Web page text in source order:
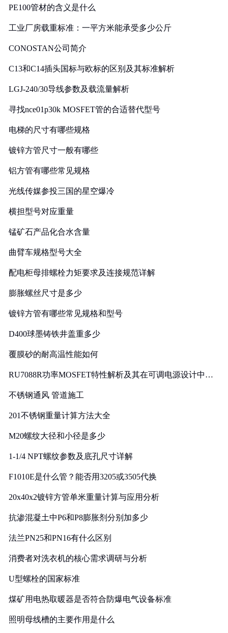
PE100管材的含义是什么
工业厂房载重标准：一平方米能承受多少公斤
CONOSTAN公司简介
C13和C14插头国标与欧标的区别及其标准解析
LGJ-240/30导线参数及载流量解析
寻找nce01p30k MOSFET管的合适替代型号
电梯的尺寸有哪些规格
镀锌方管尺寸一般有哪些
铝方管有哪些常见规格
光线传媒参投三国的星空爆冷
横担型号对应重量
锰矿石产品化合水含量
曲臂车规格型号大全
配电柜母排螺栓力矩要求及连接规范详解
膨胀螺丝尺寸是多少
镀锌方管有哪些常见规格和型号
D400球墨铸铁井盖重多少
覆膜砂的耐高温性能如何
RU7088R功率MOSFET特性解析及其在可调电源设计中的
不锈钢通风 管道施工
201不锈钢重量计算方法大全
M20螺纹大径和小径是多少
1-1/4 NPT螺纹参数及底孔尺寸详解
F1010E是什么管？能否用3205或3505代换
20x40x2镀锌方管单米重量计算与应用分析
抗渗混凝土中P6和P8膨胀剂分别加多少
法兰PN25和PN16有什么区别
消费者对洗衣机的核心需求调研与分析
U型螺栓的国家标准
煤矿用电热取暖器是否符合防爆电气设备标准
照明母线槽的主要作用是什么